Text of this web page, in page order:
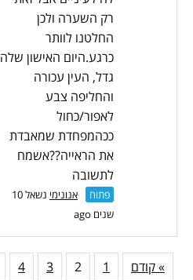
רק השערה ולכן
החלטנו לוותר
כרגע.היום האישון שלה
גדל, העין עכורה
והחליפה צבע
לאפור/כחול
ככהמפחדת שמאבדת
את הראייה??אשמח
לתשובה
פתוח אנונימי
נשאל 10
שנים ago
» קודם 1
2
3
4